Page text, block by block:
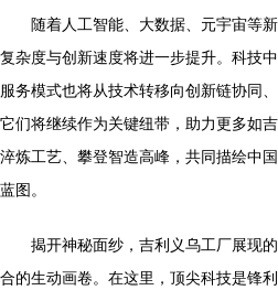
随着人工智能、大数据、元宇宙等
复杂度与创新速度将进一步提升。科技
服务模式也将从技术转移向创新链协同
它们将继续作为关键纽带，助力更多如
淬炼工艺、攀登智造高峰，共同描绘中
蓝图。
揭开神秘面纱，吉利义乌工厂展现
合的生动画卷。在这里，顶尖科技是锋